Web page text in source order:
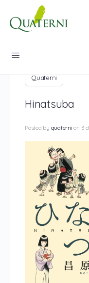
Quaterni
Hinatsuba
Posted by quaterni on 3